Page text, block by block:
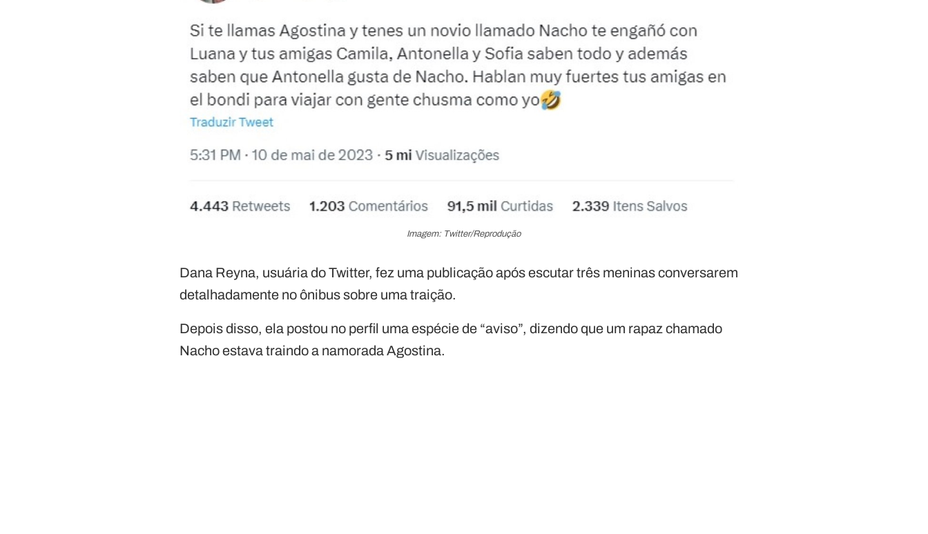
Imagem: Twitter/Reprodução
Dana Reyna, usuária do Twitter, fez uma publicação após escutar três meninas conversarem
detalhadamente no ônibus sobre uma traição.
Depois disso, ela postou no perfil uma espécie de “aviso”, dizendo que um rapaz chamado
Nacho estava traindo a namorada Agostina.